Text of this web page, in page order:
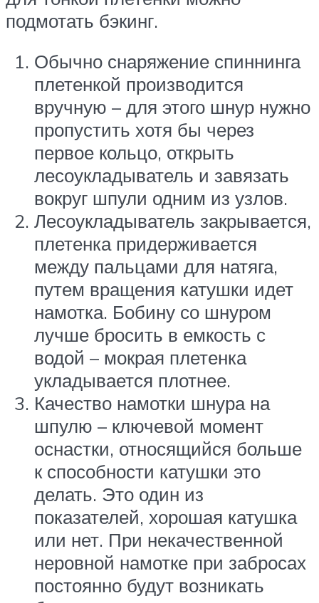
подмотать бэкинг.
Обычно снаряжение спиннинга
плетенкой производится
вручную – для этого шнур нужно
пропустить хотя бы через
первое кольцо, открыть
лесоукладыватель и завязать
вокруг шпули одним из узлов.
Лесоукладыватель закрывается,
плетенка придерживается
между пальцами для натяга,
путем вращения катушки идет
намотка. Бобину со шнуром
лучше бросить в емкость с
водой – мокрая плетенка
укладывается плотнее.
Качество намотки шнура на
шпулю – ключевой момент
оснастки, относящийся больше
к способности катушки это
делать. Это один из
показателей, хорошая катушка
или нет. При некачественной
неровной намотке при забросах
постоянно будут возникать